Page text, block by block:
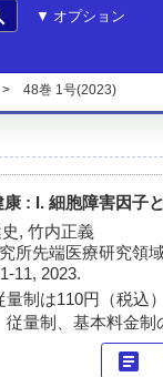
オプション
48巻 1号(2023)
: I. 細胞障害因子
, 竹内正義
所先端医療研究領
1-11, 2023.
制は110円（税込
量制、基本料金制
article